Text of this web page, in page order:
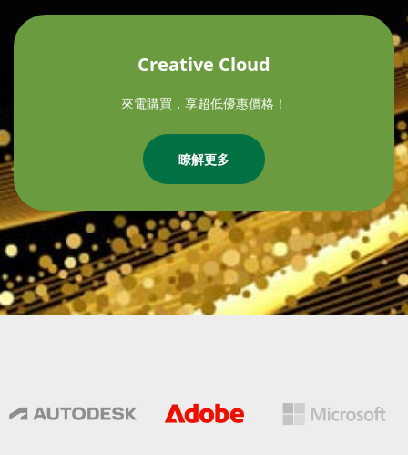
Creative Cloud
來電購買，享超低優惠價格！
瞭解更多